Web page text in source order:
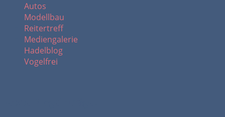
Autos
Modellbau
Reitertreff
Mediengalerie
Hadelblog
Vogelfrei